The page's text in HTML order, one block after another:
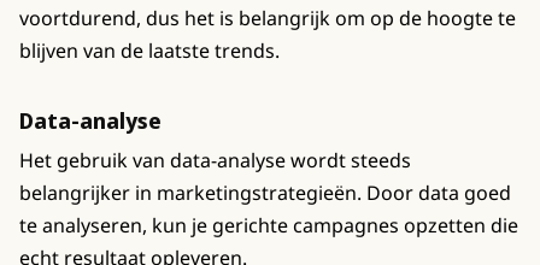
voortdurend, dus het is belangrijk om op de hoogte te
blijven van de laatste trends.
Data-analyse
Het gebruik van data-analyse wordt steeds
belangrijker in marketingstrategieën. Door data goed
te analyseren, kun je gerichte campagnes opzetten die
echt resultaat opleveren.